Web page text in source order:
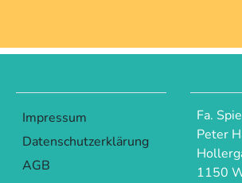
Impressum
Datenschutzerklärung
AGB
Fa.
Peter
1150